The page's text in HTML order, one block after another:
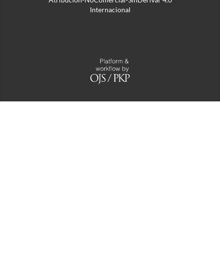
Internacional